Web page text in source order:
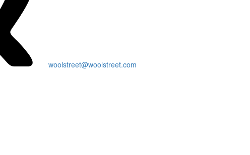
woolstreet@woolstreet.com